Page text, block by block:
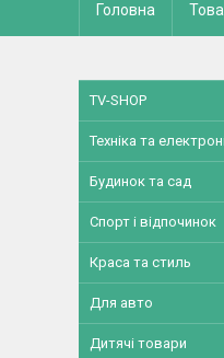
Головна
TV-SHOP
Техніка та
Будинок та сад
Спорт і відпочинок
Краса та стиль
Для авто
Дитячі товари